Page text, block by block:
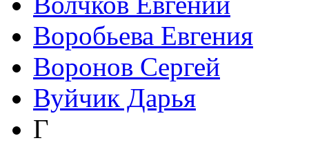
Воробьева Евгения
Воронов Сергей
Вуйчик Дарья
Г